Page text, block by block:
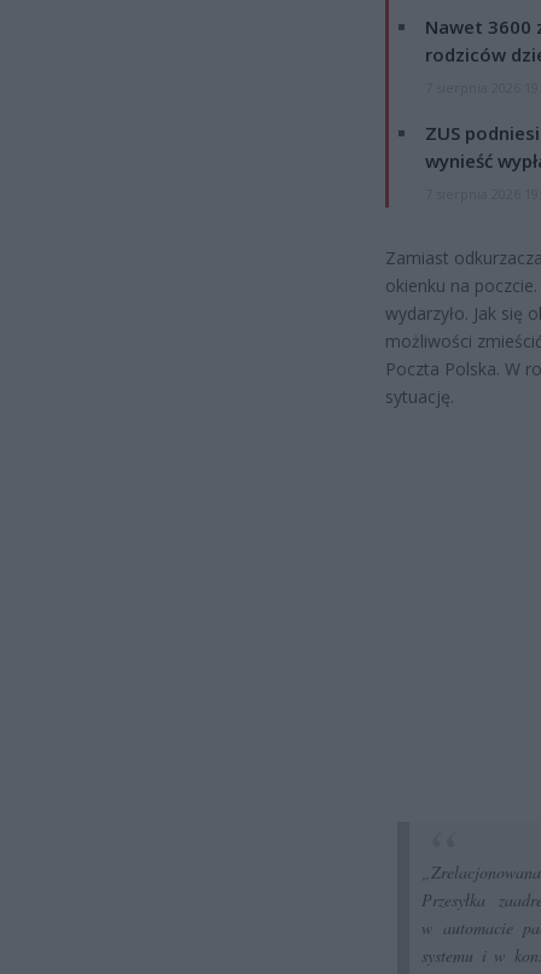
Nawet 3600
rodziców
ZUS
wynieść
Zamiast
okienku na
wydarzyło. Jak się
możliwości
Poczta Polska. W
sytuację.
Przesyłka
w automacie
systemu i w